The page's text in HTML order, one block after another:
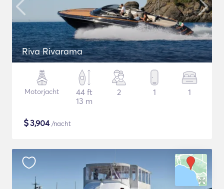
Riva Rivarama
Motorjacht
44 ft
13 m
2 1 1
$3,904/nacht